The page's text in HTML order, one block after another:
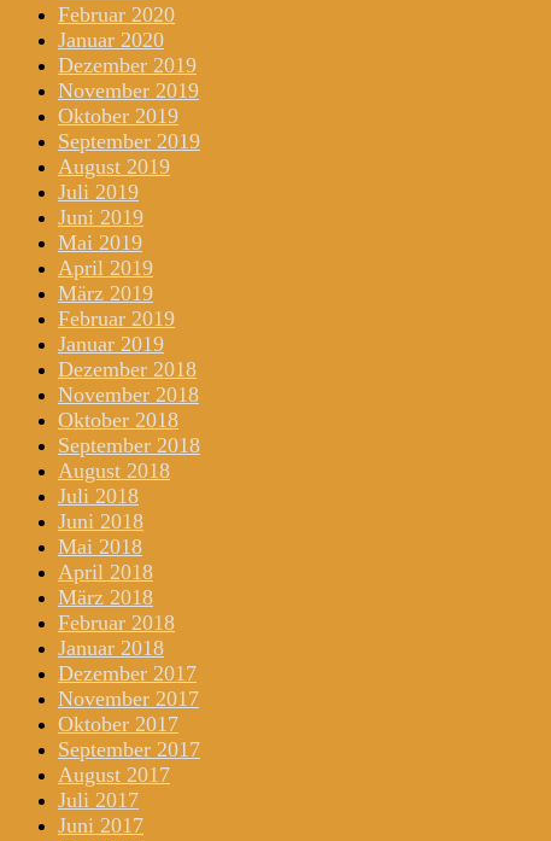
Februar 2020
Januar 2020
Dezember 2019
November 2019
Oktober 2019
September 2019
August 2019
Juli 2019
Juni 2019
Mai 2019
April 2019
März 2019
Februar 2019
Januar 2019
Dezember 2018
November 2018
Oktober 2018
September 2018
August 2018
Juli 2018
Juni 2018
Mai 2018
April 2018
März 2018
Februar 2018
Januar 2018
Dezember 2017
November 2017
Oktober 2017
September 2017
August 2017
Juli 2017
Juni 2017